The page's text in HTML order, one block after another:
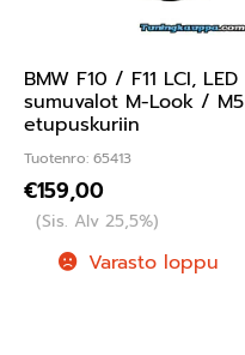
BMW F10 / F11 LCI, LED
sumuvalot M-Look / M5
etupuskuriin
Tuotenro: 65413
€159,00
(Sis. Alv 25,5%)
Varasto loppu